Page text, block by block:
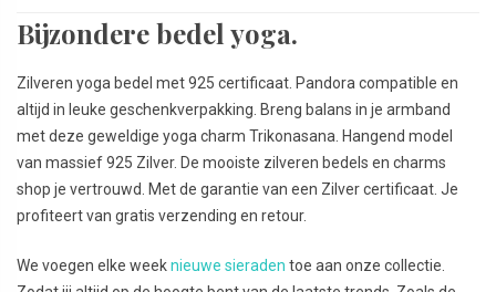
Bijzondere bedel yoga.
Zilveren yoga bedel met 925 certificaat. Pandora compatible en
altijd in leuke geschenkverpakking. Breng balans in je armband
met deze geweldige yoga charm Trikonasana. Hangend model
van massief 925 Zilver. De mooiste zilveren bedels en charms
shop je vertrouwd. Met de garantie van een Zilver certificaat. Je
profiteert van gratis verzending en retour.
We voegen elke weeknieuwe sieraden toe aan onze collectie.